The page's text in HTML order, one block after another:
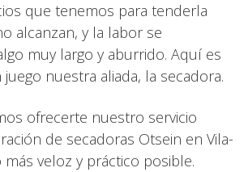
que tenemos para tenderla
alcanzan, y la labor se
muy largo y aburrido. Aquí es
nuestra aliada, la secadora.
ofrecerte nuestro servicio
de secadoras Otsein en Vila-
más veloz y práctico posible.